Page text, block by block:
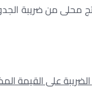
محلى من ضريبة